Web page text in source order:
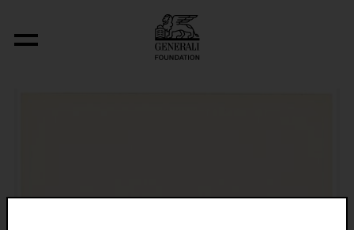
Aus der Serie "U.F.O.-naut J.K. (U.F.O.)"